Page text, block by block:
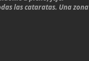
las cataratas. Una zona